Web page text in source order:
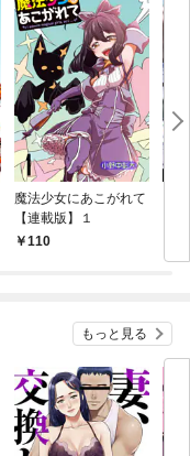
魔法少女にあこがれて
【連載版】１
110
もっと見る